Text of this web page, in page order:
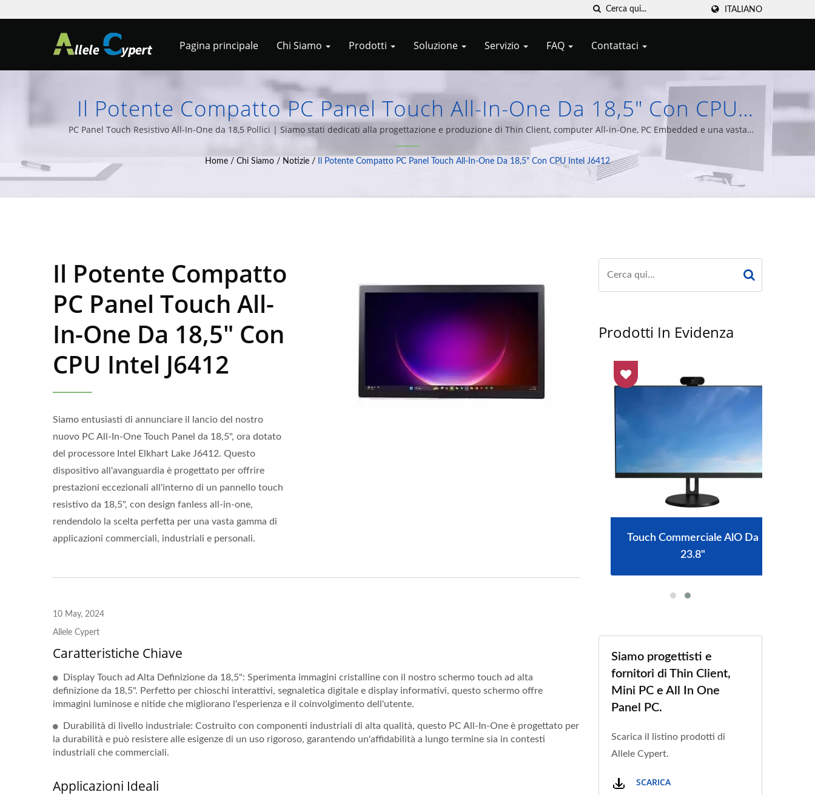
ITALIANO
Pagina principale Chi Siamo Prodotti Soluzione Servizio FAQ Contattaci
Il Potente Compatto PC Panel Touch All-In-One Da 18,5" Con CPU
Intel J6412 | Ottimizza La Tua IT Con Le Soluzioni Thin Client E Zero
Client Di Allele Cypert
PC Panel Touch Resistivo All-In-One da 18,5 Pollici | Siamo stati dedicati alla progettazione e produzione di Thin Client, computer All-in-One, PC Embedded e una vasta
gamma di soluzioni di integrazione di sistemi informatici da oltre 20 anni di esperienza.
Home / Chi Siamo / Notizie / Il Potente Compatto PC Panel Touch All-In-One Da 18,5" Con CPU Intel J6412
Il Potente Compatto
PC Panel Touch All-
In-One Da 18,5" Con
CPU Intel J6412
Siamo entusiasti di annunciare il lancio del nostro
nuovo PC All-In-One Touch Panel da 18,5", ora dotato
del processore Intel Elkhart Lake J6412. Questo
dispositivo all'avanguardia è progettato per offrire
prestazioni eccezionali all'interno di un pannello touch
resistivo da 18,5", con design fanless all-in-one,
rendendolo la scelta perfetta per una vasta gamma di
applicazioni commerciali, industriali e personali.
10 May, 2024
Allele Cypert
Caratteristiche Chiave
Display Touch ad Alta Definizione da 18,5": Sperimenta immagini cristalline con il nostro schermo touch ad alta
definizione da 18,5". Perfetto per chioschi interattivi, segnaletica digitale e display informativi, questo schermo offre
immagini luminose e nitide che migliorano l'esperienza e il coinvolgimento dell'utente.
Durabilità di livello industriale: Costruito con componenti industriali di alta qualità, questo PC All-In-One è progettato per
la durabilità e può resistere alle esigenze di un uso rigoroso, garantendo un'affidabilità a lungo termine sia in contesti
industriali che commerciali.
Applicazioni Ideali
Prodotti In Evidenza
Thin Client Con CPU J6412
Touch Commerciale AlO Da
Touch Commerciale AlO Da
23.8"
Siamo progettisti e
fornitori di Thin Client,
Mini PC e All In One
Panel PC.
Scarica il listino prodotti di
Allele Cypert.
SCARICA